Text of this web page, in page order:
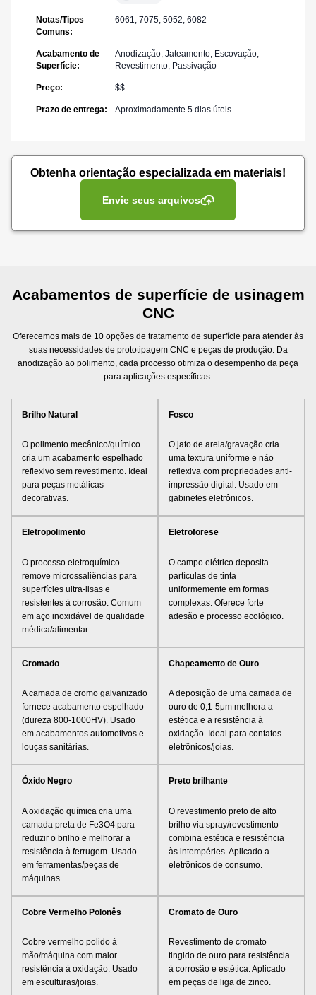
Notas/Tipos
Comuns:
6061, 7075, 5052, 6082
Acabamento de
Superfície:
Anodização, Jateamento, Escovação,
Revestimento, Passivação
Preço: $$
Prazo de entrega: Aproximadamente 5 dias úteis
Obtenha orientação especializada em materiais!
Envie seus arquivos
Acabamentos de superfície de usinagem
CNC
Oferecemos mais de 10 opções de tratamento de superfície para atender às
suas necessidades de prototipagem CNC e peças de produção. Da
anodização ao polimento, cada processo otimiza o desempenho da peça
para aplicações específicas.
Brilho Natural
O polimento mecânico/químico
cria um acabamento espelhado
reflexivo sem revestimento. Ideal
para peças metálicas
decorativas.
Fosco
O jato de areia/gravação cria
uma textura uniforme e não
reflexiva com propriedades anti-
impressão digital. Usado em
gabinetes eletrônicos.
Eletropolimento
O processo eletroquímico
remove microssaliências para
superfícies ultra-lisas e
resistentes à corrosão. Comum
em aço inoxidável de qualidade
médica/alimentar.
Eletroforese
O campo elétrico deposita
partículas de tinta
uniformemente em formas
complexas. Oferece forte
adesão e processo ecológico.
Cromado
A camada de cromo galvanizado
fornece acabamento espelhado
(dureza 800-1000HV). Usado
em acabamentos automotivos e
louças sanitárias.
Chapeamento de Ouro
A deposição de uma camada de
ouro de 0,1-5μm melhora a
estética e a resistência à
oxidação. Ideal para contatos
eletrônicos/joias.
Óxido Negro
A oxidação química cria uma
camada preta de Fe3O4 para
reduzir o brilho e melhorar a
resistência à ferrugem. Usado
em ferramentas/peças de
máquinas.
Preto brilhante
O revestimento preto de alto
brilho via spray/revestimento
combina estética e resistência
às intempéries. Aplicado a
eletrônicos de consumo.
Cobre Vermelho Polonês
Cobre vermelho polido à
mão/máquina com maior
resistência à oxidação. Usado
em esculturas/joias.
Cromato de Ouro
Revestimento de cromato
tingido de ouro para resistência
à corrosão e estética. Aplicado
em peças de liga de zinco.